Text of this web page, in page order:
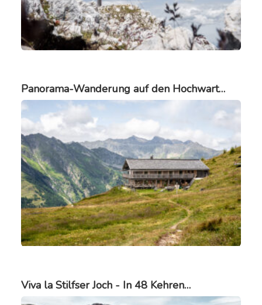
Panorama-Wanderung auf den Hochwart…
Viva la Stilfser Joch - In 48 Kehren…